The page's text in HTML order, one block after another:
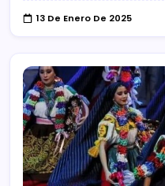
13 De Enero De 2025